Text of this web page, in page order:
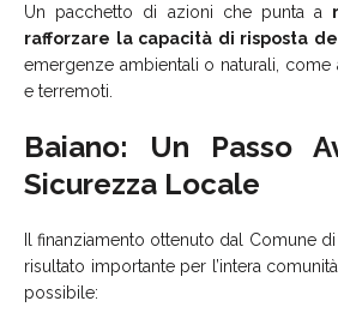
Un pacchetto di azioni che punta a
rafforzare la capacità di risposta
emergenze ambientali o naturali, come
e terremoti.
Baiano: Un Passo
Sicurezza Locale
Il finanziamento ottenuto dal Comune
risultato importante per l’intera
possibile: